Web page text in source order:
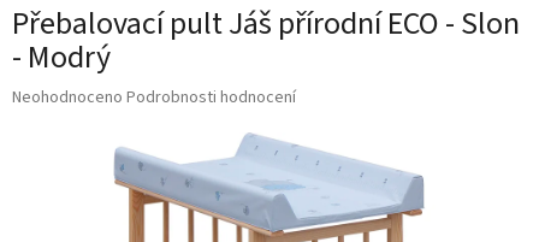
Přebalovací pult Jáš přírodní ECO - Slon
- Modrý
Průměrné
Neohodnoceno Podrobnosti hodnocení